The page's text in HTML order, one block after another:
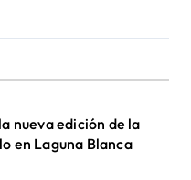
nueva edición de la
en Laguna Blanca